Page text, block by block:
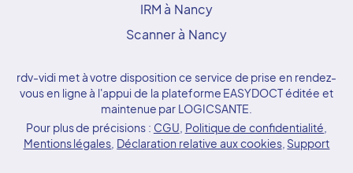
IRM à Nancy
Scanner à Nancy
rdv-vidi met à votre disposition ce service de prise en rendez-
vous en ligne à l'appui de la plateforme EASYDOCT éditée et
maintenue par LOGICSANTE.
Pour plus de précisions : CGU Politique de confidentialité
Mentions légales Déclaration relative aux cookies, Support